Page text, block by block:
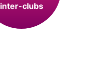
inter-clubs